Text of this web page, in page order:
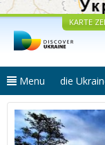
KARTE
Menu die